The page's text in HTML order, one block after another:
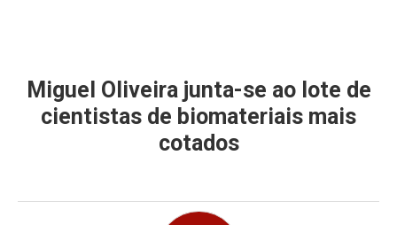
Miguel Oliveira junta-se ao lote de
cientistas de biomateriais mais
cotados